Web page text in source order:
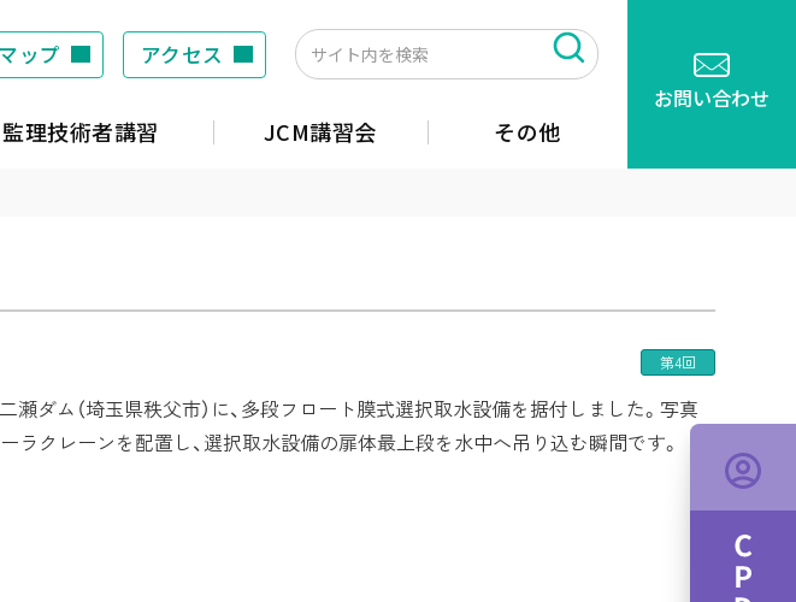
ップ
アクセス
お問い合わせ
理技術者講習 JCM講習会 その他
第4回
ダム（埼玉県秩父市）に、多段フロート膜式選択取水設備を据付しました。写真
ラクレーンを配置し、選択取水設備の扉体最上段を水中へ吊り込む瞬間です。